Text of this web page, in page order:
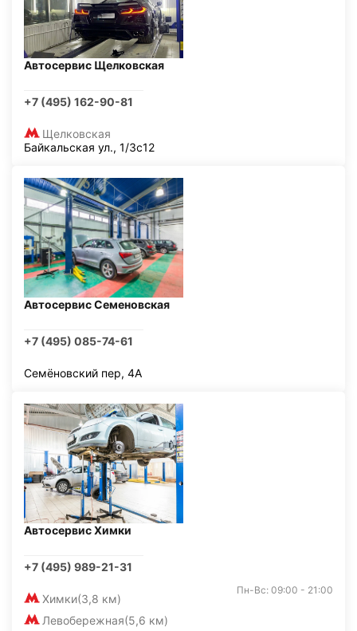
Автосервис Щелковская
+7 (495) 162-90-81
Щелковская
Байкальская ул., 1/3с12
Автосервис Семеновская
+7 (495) 085-74-61
Семёновский пер, 4А
Автосервис Химки
+7 (495) 989-21-31
Химки(3,8 км)
Левобережная(5,6 км)
Пн-Вс: 09:00 - 21:00